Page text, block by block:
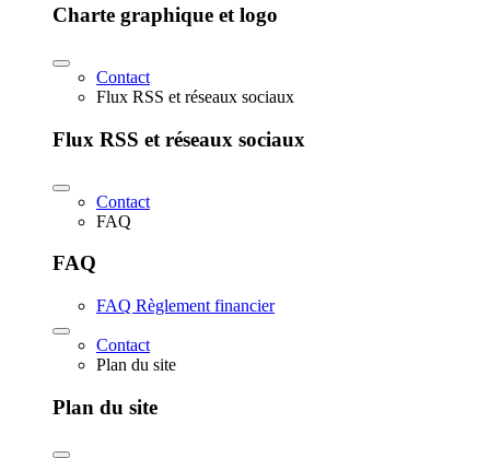
Charte graphique et logo
Contact
Flux RSS et réseaux sociaux
Flux RSS et réseaux sociaux
Contact
FAQ
FAQ
FAQ Règlement financier
Contact
Plan du site
Plan du site